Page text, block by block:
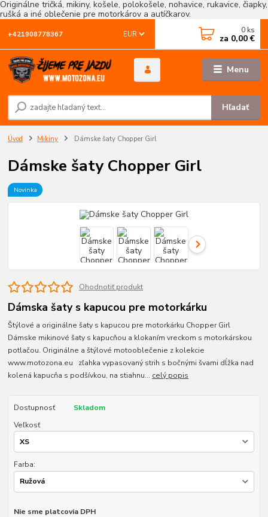
Originálne tričká, mikiny, košele, polokošele, nohavice, rukavice, čiapky,
rušká a iné oblečenie pre motorkárov a autíčkarov.
Menu
EUR
Hľadať
+421908778367 0 ks
za 0,00 €
Úvod Mikiny Dámske šaty Chopper Girl
Dámske šaty Chopper Girl
Novinka
Ohodnotiť produkt
Dámska šaty s kapucou pre motorkárku
Štýlové a originálne šaty s kapucou pre motorkárku Chopper Girl
Dámske mikinové šaty s kapucňou a klokaním vreckom s motorkárskou
potlačou. Originálne a štýlové motooblečenie z kolekcie
www.motozona.eu zľahka vypasovaný strih s bočnými švami dĺžka nad
kolená kapucňa s podšívkou, na stiahnu... celý popis
Dostupnosť
Skladom
Veľkosť
Farba:
Nie sme platcovia DPH